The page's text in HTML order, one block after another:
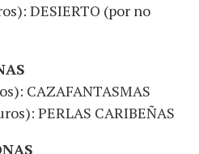
DESIERTO (por no
CAZAFANTASMAS
PERLAS CARIBEÑAS